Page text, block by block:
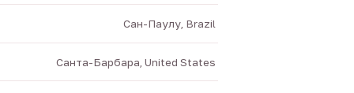
Сан-Паулу, Brazil
Санта-Барбара, United States